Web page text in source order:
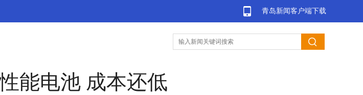
青岛新闻客户端下载
能电池 成本还低